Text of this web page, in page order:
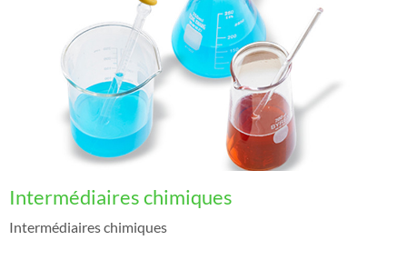
Intermédiaires chimiques
Intermédiaires chimiques